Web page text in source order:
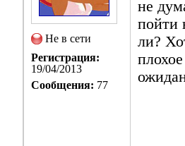
Не в сети
Регистрация:
19/04/2013
Сообщения: 77
не
пойти
ли?